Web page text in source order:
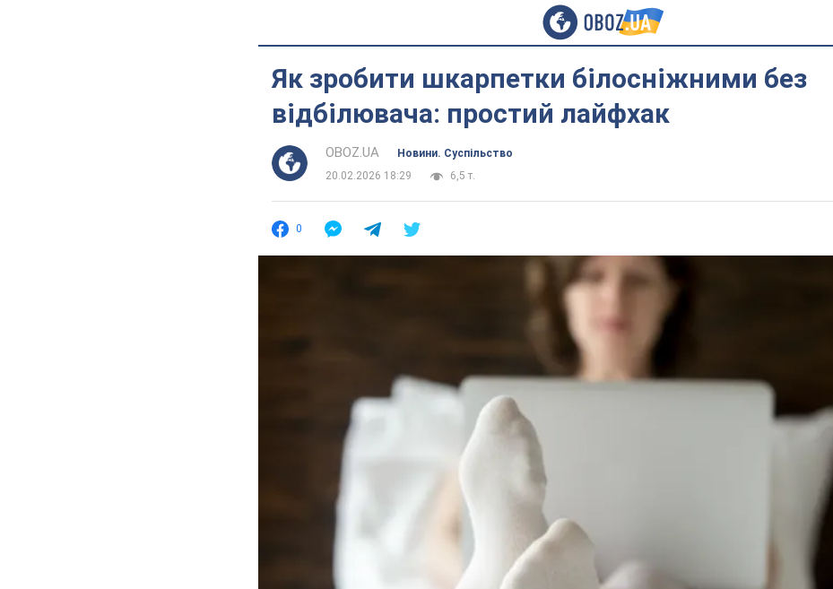
Як зробити шкарпетки білосніжними без
відбілювача: простий лайфхак
OBOZ.UA
Новини. Суспільство
20.02.2026 18:29
6,5 т.
0